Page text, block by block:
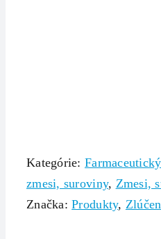
Kategórie:
zmesi, suroviny, Zmesi,
Značka:Produkty,